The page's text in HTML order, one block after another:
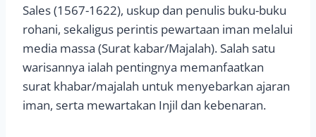
Sales (1567-1622), uskup dan penulis buku-buku
rohani, sekaligus perintis pewartaan iman melalui
media massa (Surat kabar/Majalah). Salah satu
warisannya ialah pentingnya memanfaatkan
surat khabar/majalah untuk menyebarkan ajaran
iman, serta mewartakan Injil dan kebenaran.